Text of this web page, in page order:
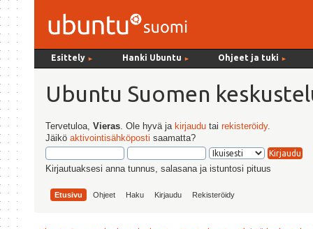
Esittely ► Hanki Ubuntu ► Ohjeet ja tuki ►
Ubuntu Suomen
Tervetuloa,Vieras . Ole hyvä ja kirjaudu tairekisteröidy.
Jäiköaktivointisähköposti saamatta?
Kirjautuaksesi anna tunnus, salasana ja istuntosi pituus
Etusivu Ohjeet Haku Kirjaudu Rekisteröidy